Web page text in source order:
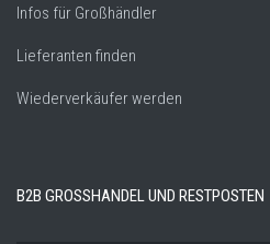
Infos für Großhändler
Lieferanten finden
Wiederverkäufer werden
B2B GROSSHANDEL UND RESTPOSTEN